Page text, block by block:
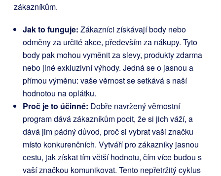
zákazníkům.
Jak to funguje: Zákazníci získávají body nebo
odměny za určité akce, především za nákupy. Tyto
body pak mohou vyměnit za slevy, produkty zdarma
nebo jiné exkluzivní výhody. Jedná se o jasnou a
přímou výměnu: vaše věrnost se setkává s naší
hodnotou na oplátku.
Proč je to účinné: Dobře navržený věrnostní
program dává zákazníkům pocit, že si jich váží, a
dává jim pádný důvod, proč si vybrat vaši značku
místo konkurenčních. Vytváří pro zákazníky jasnou
cestu, jak získat tím větší hodnotu, čím více budou s
vaší značkou komunikovat. Tento nepřetržitý cyklus